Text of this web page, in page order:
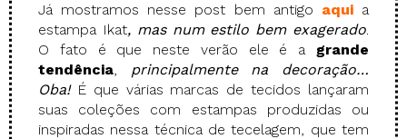
Já mostramos nesse post bem antigo aquia
estampa Ikat, mas num estilo bem exagerado.
O fato é que neste verão ele é a grande
tendência, principalmente na decoração…
Oba! É que várias marcas de tecidos lançaram
suas coleções com estampas produzidas ou
inspiradas nessa técnica de tecelagem, que tem